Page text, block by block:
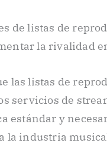
de listas de
la rivalidad
las listas de
servicios de
estándar y
la industria